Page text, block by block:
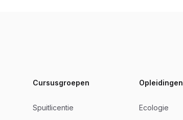
Cursusgroepen
Spuitlicentie
Opleidingen
Ecologie